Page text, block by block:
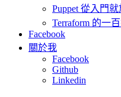
Puppet 從入門
Terraform 的一
Facebook
關於我
Facebook
Github
Linkedin